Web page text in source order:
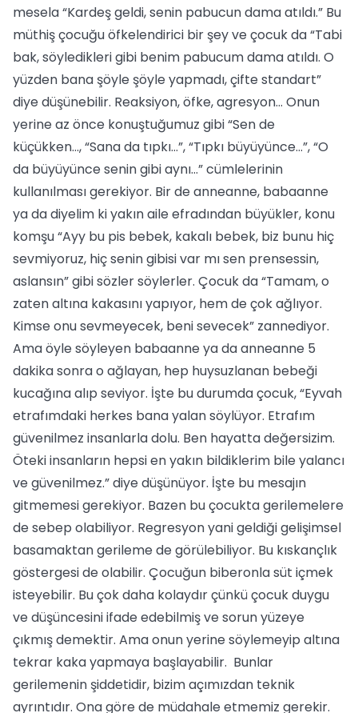
mesela “Kardeş geldi, senin pabucun dama atıldı.” Bu
müthiş çocuğu öfkelendirici bir şey ve çocuk da “Tabi
bak, söyledikleri gibi benim pabucum dama atıldı. O
yüzden bana şöyle şöyle yapmadı, çifte standart”
diye düşünebilir. Reaksiyon, öfke, agresyon… Onun
yerine az önce konuştuğumuz gibi “Sen de
küçükken…, “Sana da tıpkı…”, “Tıpkı büyüyünce…”, “O
da büyüyünce senin gibi aynı…” cümlelerinin
kullanılması gerekiyor. Bir de anneanne, babaanne
ya da diyelim ki yakın aile efradından büyükler, konu
komşu “Ayy bu pis bebek, kakalı bebek, biz bunu hiç
sevmiyoruz, hiç senin gibisi var mı sen prensessin,
aslansın” gibi sözler söylerler. Çocuk da “Tamam, o
zaten altına kakasını yapıyor, hem de çok ağlıyor.
Kimse onu sevmeyecek, beni sevecek” zannediyor.
Ama öyle söyleyen babaanne ya da anneanne 5
dakika sonra o ağlayan, hep huysuzlanan bebeği
kucağına alıp seviyor. İşte bu durumda çocuk, “Eyvah
etrafımdaki herkes bana yalan söylüyor. Etrafım
güvenilmez insanlarla dolu. Ben hayatta değersizim.
Öteki insanların hepsi en yakın bildiklerim bile yalancı
ve güvenilmez.” diye düşünüyor. İşte bu mesajın
gitmemesi gerekiyor. Bazen bu çocukta gerilemelere
de sebep olabiliyor. Regresyon yani geldiği gelişimsel
basamaktan gerileme de görülebiliyor. Bu kıskançlık
göstergesi de olabilir. Çocuğun biberonla süt içmek
isteyebilir. Bu çok daha kolaydır çünkü çocuk duygu
ve düşüncesini ifade edebilmiş ve sorun yüzeye
çıkmış demektir. Ama onun yerine söylemeyip altına
tekrar kaka yapmaya başlayabilir. Bunlar
gerilemenin şiddetidir, bizim açımızdan teknik
ayrıntıdır. Ona göre de müdahale etmemiz gerekir.